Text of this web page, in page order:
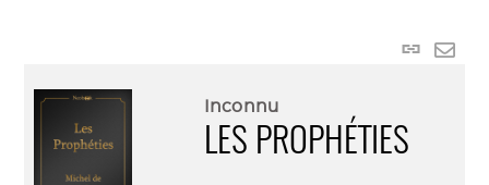
Lien
Inconnu
LES PROPHÉTIES